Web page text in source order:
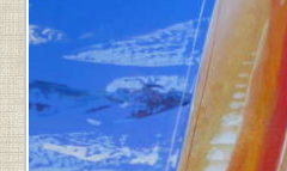
PAR
JEAN-
PIERRE
DERNIÈRE
MISE
À
JOUR